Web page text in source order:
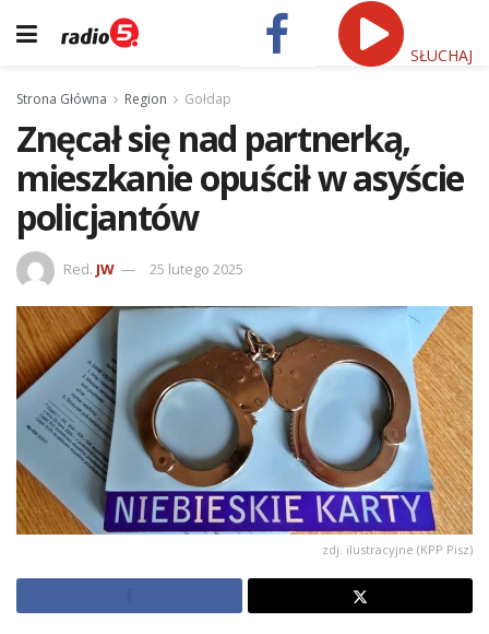
SŁUCHAJ
Strona Główna Region Gołdap
Znęcał się nad partnerką,
mieszkanie opuścił w asyście
policjantów
Red. JW 25 lutego 2025
zdj. ilustracyjne (KPP Pisz)